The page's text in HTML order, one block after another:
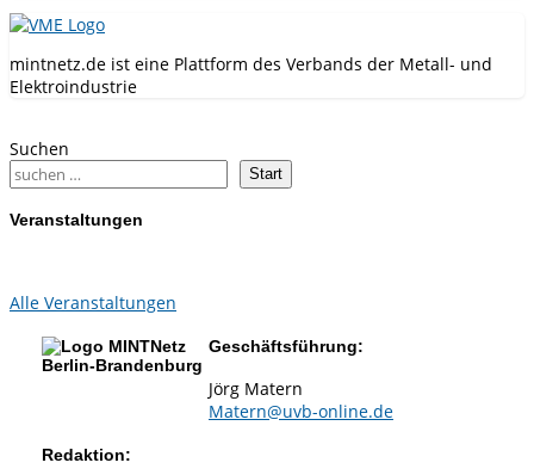
mintnetz.de ist eine Plattform des Verbands der Metall- und
Elektroindustrie
Suchen
Start
Veranstaltungen
Alle Veranstaltungen
Geschäftsführung:
Jörg Matern
Matern@uvb-online.de
Redaktion: